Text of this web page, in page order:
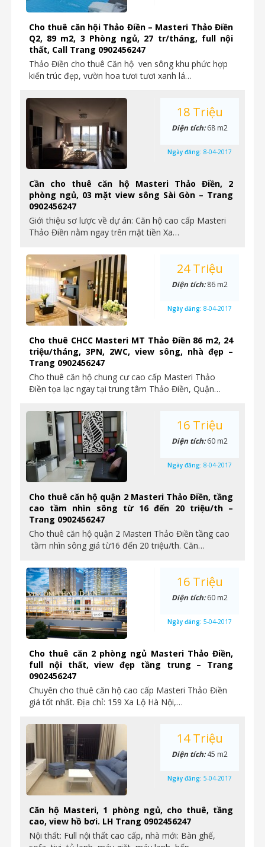
Cho thuê căn hội Thảo Điền – Masteri Thảo Điền
Q2, 89 m2, 3 Phòng ngủ, 27 tr/tháng, full nội
thất, Call Trang 0902456247
Thảo Điền cho thuê Căn hộ ven sông khu phức hợp
kiến trúc đẹp, vườn hoa tươi tươi xanh lá…
Cần cho thuê căn hộ Masteri Thảo Điền, 2
phòng ngủ, 03 mặt view sông Sài Gòn – Trang
0902456247
Giới thiệu sơ lược về dự án: Căn hộ cao cấp Masteri
Thảo Điền nằm ngay trên mặt tiền Xa…
18 Triệu
Diện tích:68 m2
Ngày đăng: 8-04-2017
Cho thuê CHCC Masteri MT Thảo Điền 86 m2, 24
triệu/tháng, 3PN, 2WC, view sông, nhà đẹp –
Trang 0902456247
Cho thuê căn hộ chung cư cao cấp Masteri Thảo
Điền tọa lạc ngay tại trung tâm Thảo Điền, Quận…
24 Triệu
Diện tích:86 m2
Ngày đăng: 8-04-2017
Cho thuê căn hộ quận 2 Masteri Thảo Điền, tầng
cao tầm nhìn sông từ 16 đến 20 triệu/th –
Trang 0902456247
Cho thuê căn hộ quận 2 Masteri Thảo Điền tầng cao
tầm nhìn sông giá từ16 đến 20 triệu/th. Căn…
16 Triệu
Diện tích:60 m2
Ngày đăng: 8-04-2017
Cho thuê căn 2 phòng ngủ Masteri Thảo Điền,
full nội thất, view đẹp tầng trung – Trang
0902456247
Chuyên cho thuê căn hộ cao cấp Masteri Thảo Điền
giá tốt nhất. Địa chỉ: 159 Xa Lộ Hà Nội,…
16 Triệu
Diện tích:60 m2
Ngày đăng: 5-04-2017
Căn hộ Masteri, 1 phòng ngủ, cho thuê, tầng
cao, view hồ bơi. LH Trang 0902456247
Nội thất: Full nội thất cao cấp, nhà mới: Bàn ghế,
14 Triệu
Diện tích:45 m2
Ngày đăng: 5-04-2017